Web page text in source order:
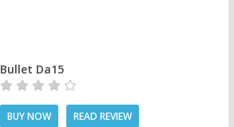
Bullet Da15
BUY NOW READ REVIEW